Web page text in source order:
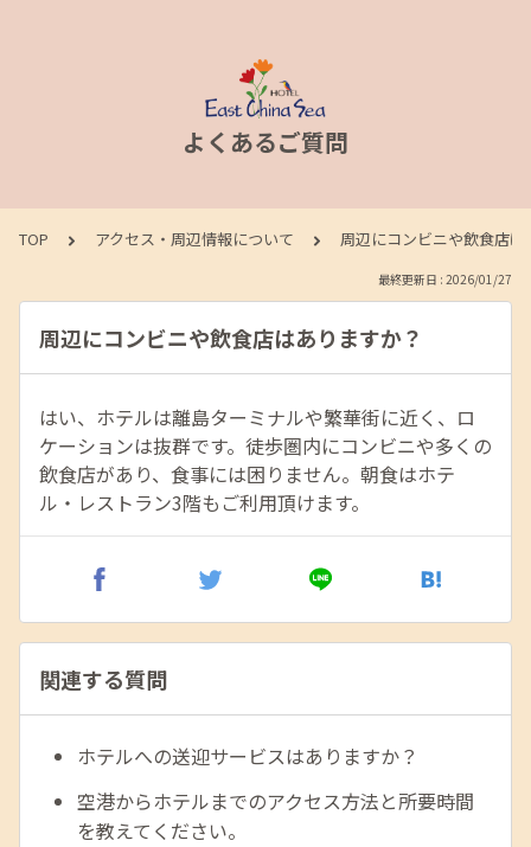
よくあるご質問
TOP アクセス・周辺情報について 周辺にコンビニや飲食店は
最終更新日 : 2026/01/27
周辺にコンビニや飲食店はありますか？
はい、ホテルは離島ターミナルや繁華街に近く、ロ
ケーションは抜群です。徒歩圏内にコンビニや多くの
飲食店があり、食事には困りません。朝食はホテ
ル・レストラン3階もご利用頂けます。
関連する質問
ホテルへの送迎サービスはありますか？
空港からホテルまでのアクセス方法と所要時間
を教えてください。